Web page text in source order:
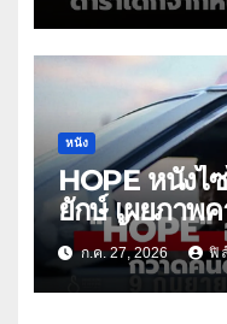
หนัง
HOPE หนังไ
ยักษ์ เผยภาพ
ก.ย. นี้
ก.ค. 27, 2026 ฟิ